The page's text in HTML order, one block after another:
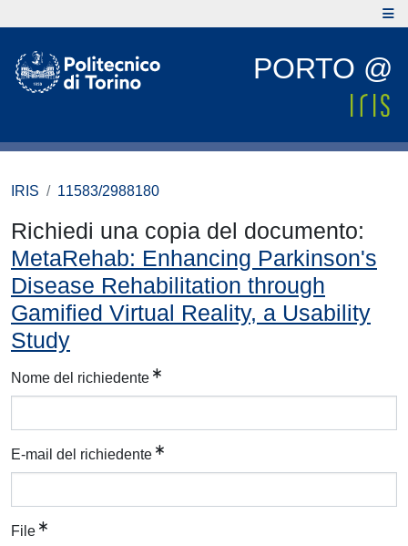
PORTO @
IRIS 11583/2988180
Richiedi una copia del documento:
MetaRehab: Enhancing Parkinson's
Disease Rehabilitation through
Gamified Virtual Reality, a Usability
Study
Nome del richiedente
E-mail del richiedente
File